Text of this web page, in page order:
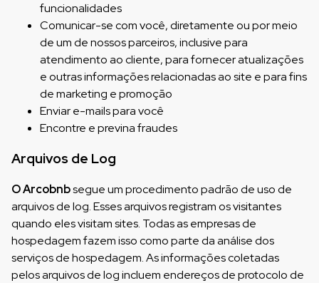
funcionalidades
Comunicar-se com você, diretamente ou por meio
de um de nossos parceiros, inclusive para
atendimento ao cliente, para fornecer atualizações
e outras informações relacionadas ao site e para fins
de marketing e promoção
Enviar e-mails para você
Encontre e previna fraudes
Arquivos de Log
O Arcobnbsegue um procedimento padrão de uso de
arquivos de log. Esses arquivos registram os visitantes
quando eles visitam sites. Todas as empresas de
hospedagem fazem isso como parte da análise dos
serviços de hospedagem. As informações coletadas
pelos arquivos de log incluem endereços de protocolo de